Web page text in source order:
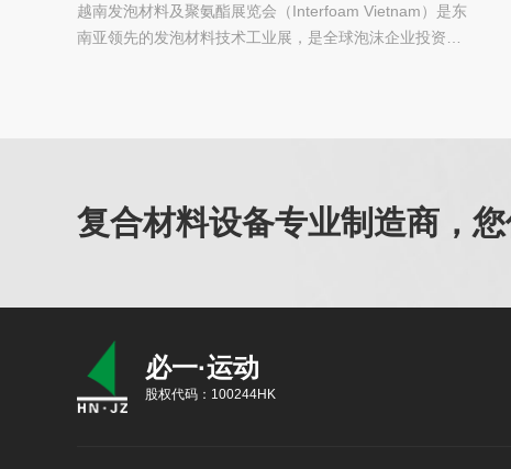
越南发泡材料及聚氨酯展览会（Interfoam Vietnam）是东
南亚领先的发泡材料技术工业展，是全球泡沫企业投资开
复合材料设备专业制造商，
必一·运动
股权代码：100244HK